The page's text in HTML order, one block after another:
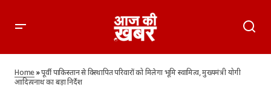
योगी आदित्यनाथ का बड़ा निर्देश
Home»पूर्वी पाकिस्तान से विस्थापित परिवारों को मिलेगा भूमि स्वामित्व, मुख्यमंत्री योगी
आदित्यनाथ का बड़ा निर्देश